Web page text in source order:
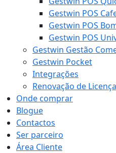
Gestwin POS
Gestwin POS
Gestwin POS
Gestwin Gestão
Gestwin Pocket
Integrações
Renovação de
Onde comprar
Blogue
Contactos
Ser parceiro
Área Cliente